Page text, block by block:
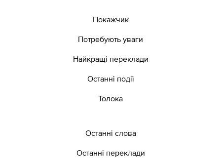
Покажчик
Потребують уваги
Найкращі переклади
Останні події
Толока
Останні слова
Останні переклади